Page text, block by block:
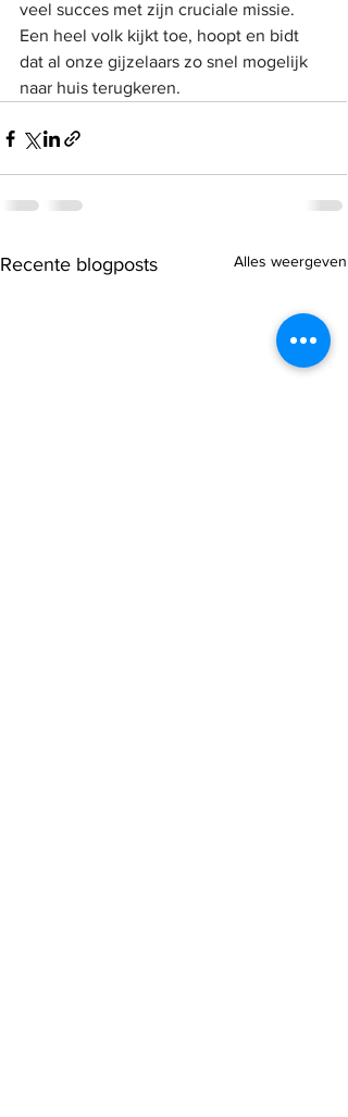
veel succes met zijn cruciale missie.
Een heel volk kijkt toe, hoopt en bidt
dat al onze gijzelaars zo snel mogelijk
naar huis terugkeren.
Recente blogposts Alles weergeven